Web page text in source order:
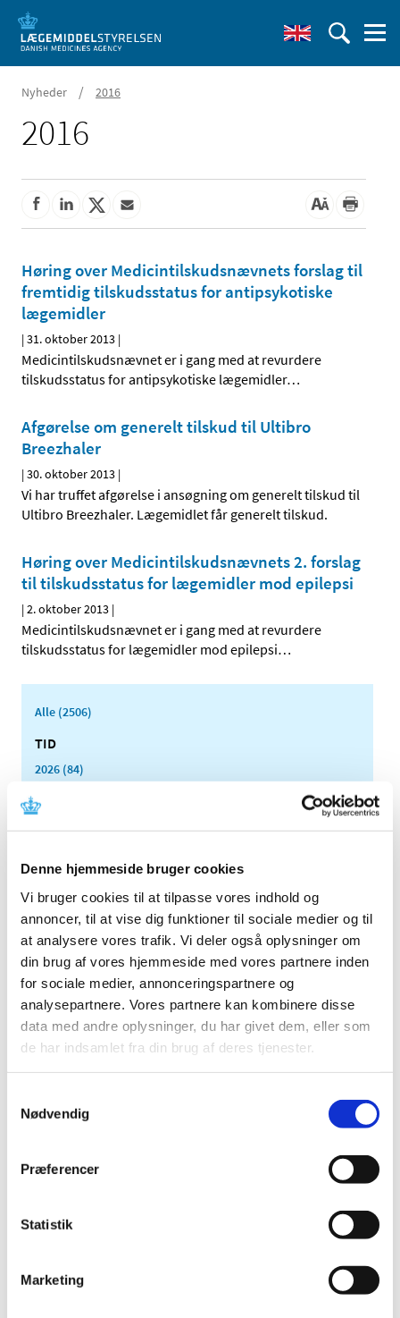
Denne hjemmeside bruger cookies
Vi bruger cookies til at tilpasse vores indhold og
annoncer, til at vise dig funktioner til sociale medier og til
at analysere vores trafik. Vi deler også oplysninger om
din brug af vores hjemmeside med vores partnere inden
for sociale medier, annonceringspartnere og
analysepartnere. Vores partnere kan kombinere disse
data med andre oplysninger, du har givet dem, eller som
de har indsamlet fra din brug af deres tjenester.
Nødvendig
Præferencer
Statistik
Marketing
Nyheder / 2016
2016
Høring over Medicintilskuds­nævnets forslag til
fremtidig tilskudsstatus for antipsykotiske
lægemidler
|31. oktober 2013 |
Medicintilskudsnævnet er i gang med at revurdere
tilskudsstatus for antipsykotiske lægemidler…
Afgørelse om generelt tilskud til Ultibro
Breezhaler
|30. oktober 2013 |
Vi har truffet afgørelse i ansøgning om generelt tilskud til
Ultibro Breezhaler. Lægemidlet får generelt tilskud.
Høring over Medicintilskuds­nævnets 2. forslag
til tilskudsstatus for lægemidler mod epilepsi
|2. oktober 2013 |
Medicintilskudsnævnet er i gang med at revurdere
tilskudsstatus for lægemidler mod epilepsi…
Alle (2506)
TID
2026 (84)
2024 (224)
2022 (197)
2021 (516)
2020 (263)
2019 (159)
2018 (150)
2016 (167)
2015 (33)
2014 (44)
december (4)
oktober (3)
juli (2)
maj (3)